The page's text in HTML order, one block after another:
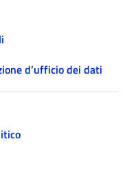
d’ufficio dei dati